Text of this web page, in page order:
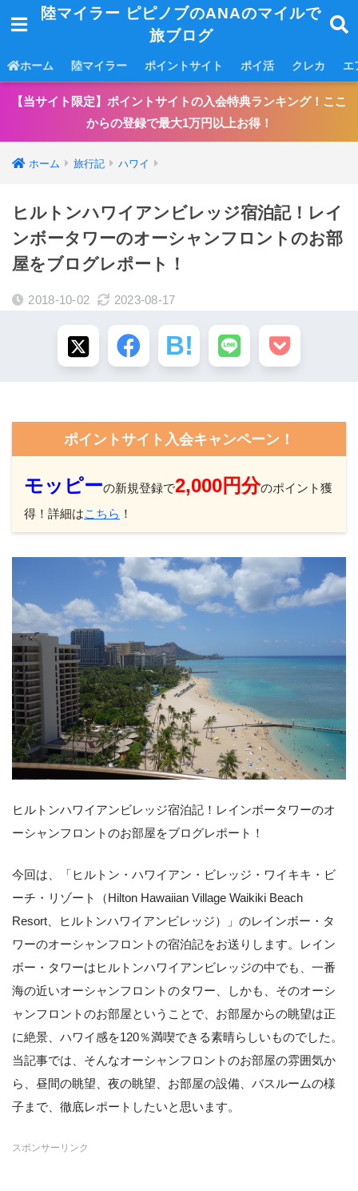
陸マイラー ピピノブのANAのマイルで
旅ブログ
ホーム 陸マイラー ポイントサイト ポイ活 クレカ エ
【当サイト限定】ポイントサイトの入会特典ランキング！ここ
からの登録で最大1万円以上お得！
ホーム 旅行記 ハワイ
ヒルトンハワイアンビレッジ宿泊記！レイ
ンボータワーのオーシャンフロントのお部
屋をブログレポート！
2018-10-02 2023-08-17
ポイントサイト入会キャンペーン！
モッピーの新規登録で2,000円分のポイント獲
得！詳細はこちら ！
ヒルトンハワイアンビレッジ宿泊記！レインボータワーのオ
ーシャンフロントのお部屋をブログレポート！
今回は、「ヒルトン・ハワイアン・ビレッジ・ワイキキ・ビ
ーチ・リゾート（Hilton Hawaiian Village Waikiki Beach
Resort、ヒルトンハワイアンビレッジ）」のレインボー・タ
ワーのオーシャンフロントの宿泊記をお送りします。レイン
ボー・タワーはヒルトンハワイアンビレッジの中でも、一番
海の近いオーシャンフロントのタワー、しかも、そのオーシ
ャンフロントのお部屋ということで、お部屋からの眺望は正
に絶景、ハワイ感を120％満喫できる素晴らしいものでした。
当記事では、そんなオーシャンフロントのお部屋の雰囲気か
ら、昼間の眺望、夜の眺望、お部屋の設備、バスルームの様
子まで、徹底レポートしたいと思います。
スポンサーリンク